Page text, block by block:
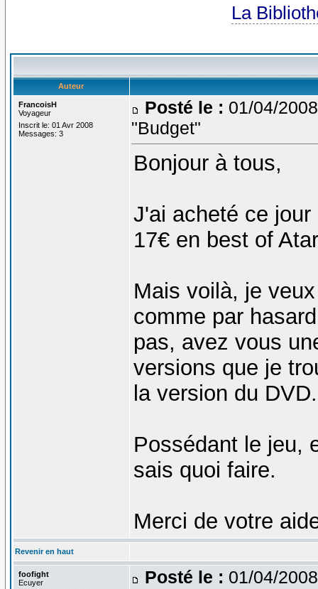
La
Auteur
FrancoisH
Voyageur
Inscrit le: 01 Avr 2008
Messages: 3
Posté le : 01/04/
"Budget"
Bonjour à tous,
J'ai acheté ce
17€ en best of
Mais voilà, je
comme par
pas, avez vous
versions que je
la version du DVD.
Possédant le jeu,
sais quoi faire.
Merci de votre
Revenir en haut
foofight
Ecuyer
Posté le : 01/04/